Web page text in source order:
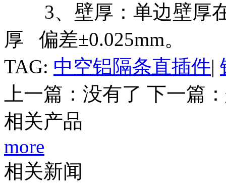
3、壁厚：单边壁厚在
厚 偏差±0.025mm。
TAG: 中空铝隔条直插件|
上一篇：没有了 下一篇：
相关产品
more
相关新闻